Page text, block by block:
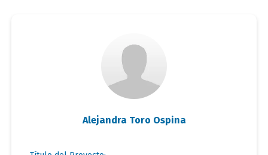
Alejandra Toro Ospina